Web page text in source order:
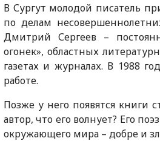
В Сургут молодой писатель
по делам
Дмитрий Сергеев –
огонек», областных
газетах и журналах. В 1988
работе.
Позже у него появятся книги
автор, что его волнует? Его
окружающего мира – добре и